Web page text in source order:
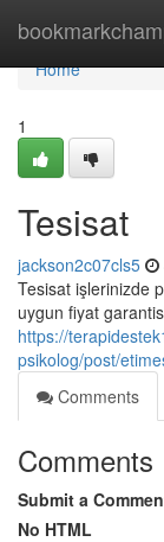
Home
Home
1
Tesisat
jackson2c07cls5
Tesisat işlerinizde
uygun fiyat
https://
psikolog/post/
Comments
Comments
Submit a
No HTML